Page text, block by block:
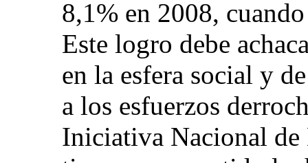
8,1% en 2008,
Este logro debe
en la esfera social y
a los esfuerzos
Iniciativa Nacional